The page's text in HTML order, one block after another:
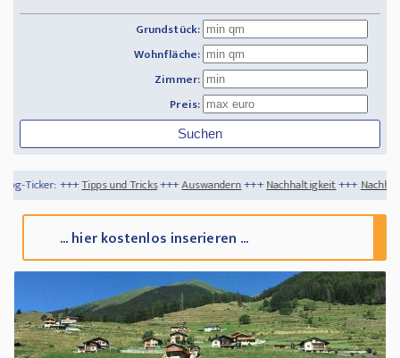
Grundstück:
Wohnfläche:
Zimmer:
Preis:
und Tricks+++Auswandern+++Nachhaltigkeit+++Nachhaltigkeit für dein
... hier kostenlos inserieren ...